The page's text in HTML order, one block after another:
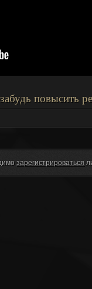
повысить
зарегистрироваться